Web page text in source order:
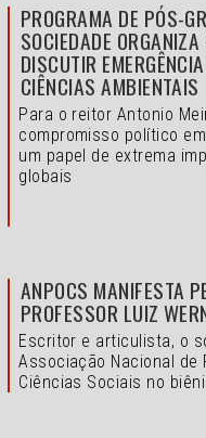
PROGRAMA DE PÓS-
SOCIEDADE
DISCUTIR
CIÊNCIAS AMBIENTAIS
Para o reitor Antonio
compromisso político
um papel de extrema
globais
ANPOCS MANIFESTA
PROFESSOR LUIZ
Escritor e articulista, o
Associação Nacional de
Ciências Sociais no